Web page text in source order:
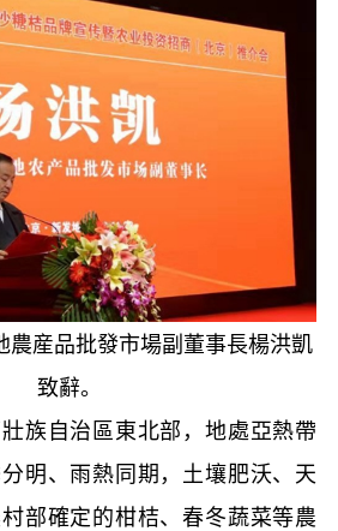
農産品批發市場副董事長楊洪凱
致辭。
族自治區東北部，地處亞熱帶
明、雨熱同期，土壤肥沃、天
部確定的柑桔、春冬蔬菜等農